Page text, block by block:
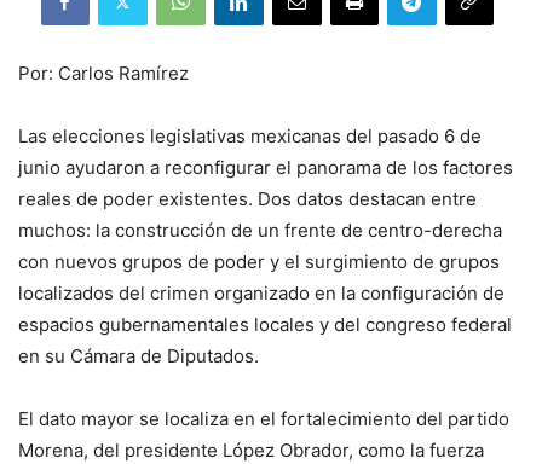
Por: Carlos Ramírez
Las elecciones legislativas mexicanas del pasado 6 de
junio ayudaron a reconfigurar el panorama de los factores
reales de poder existentes. Dos datos destacan entre
muchos: la construcción de un frente de centro-derecha
con nuevos grupos de poder y el surgimiento de grupos
localizados del crimen organizado en la configuración de
espacios gubernamentales locales y del congreso federal
en su Cámara de Diputados.
El dato mayor se localiza en el fortalecimiento del partido
Morena, del presidente López Obrador, como la fuerza